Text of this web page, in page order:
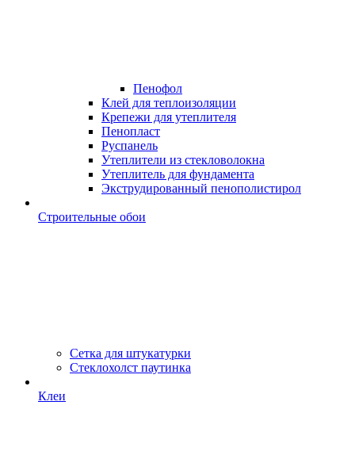
Пенофол
Клей для теплоизоляции
Крепежи для утеплителя
Пенопласт
Руспанель
Утеплители из стекловолокна
Утеплитель для фундамента
Экструдированный пенополистирол
Строительные обои
Сетка для штукатурки
Стеклохолст паутинка
Клеи